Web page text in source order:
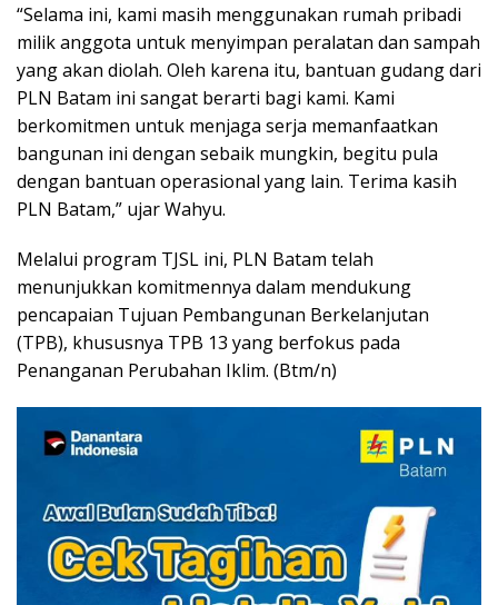
“Selama ini, kami masih menggunakan rumah pribadi
milik anggota untuk menyimpan peralatan dan sampah
yang akan diolah. Oleh karena itu, bantuan gudang dari
PLN Batam ini sangat berarti bagi kami. Kami
berkomitmen untuk menjaga serja memanfaatkan
bangunan ini dengan sebaik mungkin, begitu pula
dengan bantuan operasional yang lain. Terima kasih
PLN Batam,” ujar Wahyu.
Melalui program TJSL ini, PLN Batam telah
menunjukkan komitmennya dalam mendukung
pencapaian Tujuan Pembangunan Berkelanjutan
(TPB), khususnya TPB 13 yang berfokus pada
Penanganan Perubahan Iklim. (Btm/n)